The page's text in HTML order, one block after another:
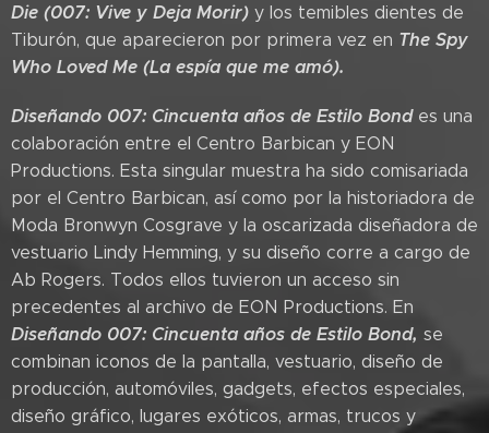
Die (007: Vive y Deja Morir) y los temibles dientes de
Tiburón, que aparecieron por primera vez en The Spy
Who Loved Me (La espía que me amó).
Diseñando 007: Cincuenta años de Estilo Bondes una
colaboración entre el Centro Barbican y EON
Productions. Esta singular muestra ha sido comisariada
por el Centro Barbican, así como por la historiadora de
Moda Bronwyn Cosgrave y la oscarizada diseñadora de
vestuario Lindy Hemming, y su diseño corre a cargo de
Ab Rogers. Todos ellos tuvieron un acceso sin
precedentes al archivo de EON Productions. En
Diseñando 007: Cincuenta años de Estilo Bond, se
combinan iconos de la pantalla, vestuario, diseño de
producción, automóviles, gadgets, efectos especiales,
diseño gráfico, lugares exóticos, armas, trucos y